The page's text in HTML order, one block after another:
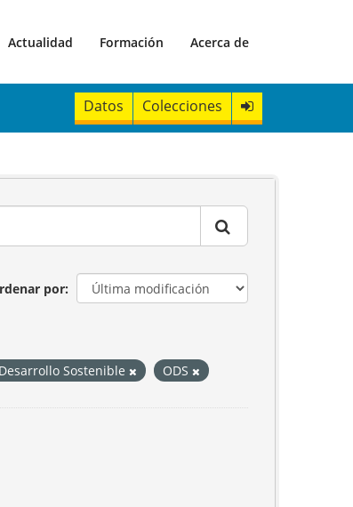
Actualidad Formación Acerca de
Datos Colecciones
por
Sostenible ODS